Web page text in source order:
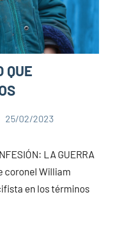
QUE
25/02/2023
LA GUERRA
coronel William
en los términos